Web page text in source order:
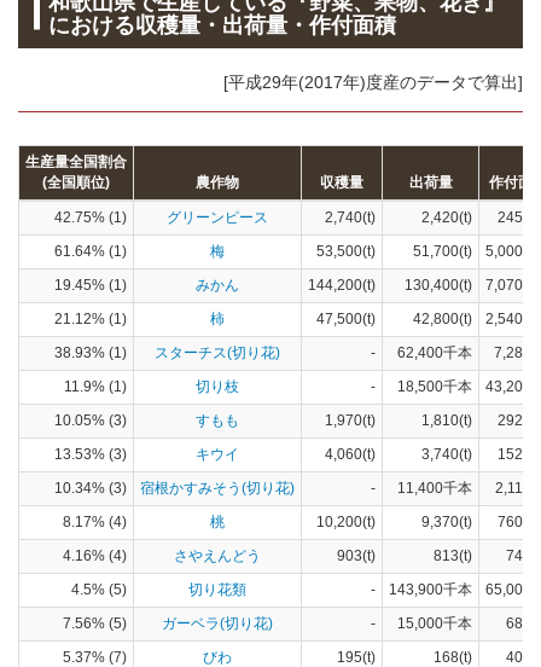
における収穫量・出荷量・作付面積
[平成29年(2017年)度産のデータで算出]
生産量全国割合
(全国順位)
農作物 収穫量 出荷量 作付面
42.75% (1) グリーンピース 2,740(t) 2,420(t)
61.64% (1)
梅 53,500(t) 51,700(t)
19.45% (1)
みかん 144,200(t) 130,400(t)
21.12% (1)
柿 47,500(t) 42,800(t)
38.93% (1)
スターチス(切り花) - 62,400千本
11.9% (1)
切り枝 - 18,500千本
10.05% (3)
すもも 1,970(t) 1,810(t)
13.53% (3)
キウイ 4,060(t) 3,740(t)
10.34% (3)
宿根かすみそう(切り花) - 11,400千本
8.17% (4)
桃 10,200(t) 9,370(t)
4.16% (4)
さやえんどう 903(t) 813(t)
4.5% (5)
切り花類 - 143,900千本
7.56% (5)
ガーベラ(切り花) - 15,000千本
5.37% (7)
びわ 195(t) 168(t)